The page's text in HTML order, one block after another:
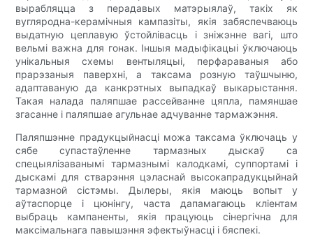
вырабляцца з перадавых матэрыялаў, такіх як
вугляродна-керамічныя кампазіты, якія забяспечваюць
выдатную цеплавую ўстойлівасць і зніжэнне вагі, што
вельмі важна для гонак. Іншыя мадыфікацыі ўключаюць
унікальныя схемы вентыляцыі, перфараваныя або
прарэзаныя паверхні, а таксама розную таўшчыню,
адаптаваную да канкрэтных выпадкаў выкарыстання.
Такая налада паляпшае рассейванне цяпла, памяншае
згасанне і паляпшае агульнае адчуванне тармажэння.
Паляпшэнне прадукцыйнасці можа таксама ўключаць у
сябе супастаўленне тармазных дыскаў са
спецыялізаванымі тармазнымі калодкамі, суппортамі і
дыскамі для стварэння цэласнай высокапрадукцыйнай
тармазной сістэмы. Дылеры, якія маюць вопыт у
аўтаспорце і цюнінгу, часта дапамагаюць кліентам
выбраць кампаненты, якія працуюць сінергічна для
максімальнага павышэння эфектыўнасці і бяспекі.